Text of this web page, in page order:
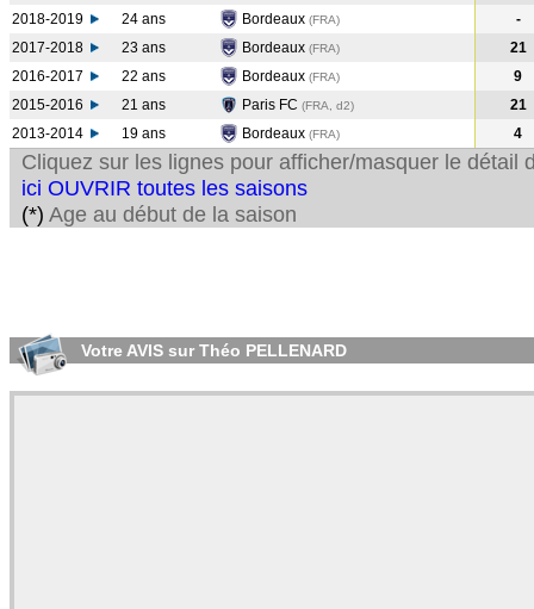
2018-2019
24 ans Bordeaux (FRA)
-
2017-2018
23 ans Bordeaux (FRA)
21
2016-2017
22 ans Bordeaux (FRA)
9
2015-2016
21 ans Paris FC (FRA, d2)
21
2013-2014
19 ans Bordeaux (FRA) 4
Cliquez sur les lignes pour afficher/masquer le détail
ici OUVRIR toutes les saisons
(*) Age au début de la saison
Votre AVIS sur Théo PELLENARD